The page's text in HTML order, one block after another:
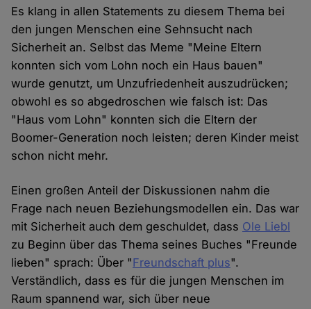
Es klang in allen Statements zu diesem Thema bei
den jungen Menschen eine Sehnsucht nach
Sicherheit an. Selbst das Meme "Meine Eltern
konnten sich vom Lohn noch ein Haus bauen"
wurde genutzt, um Unzufriedenheit auszudrücken;
obwohl es so abgedroschen wie falsch ist: Das
"Haus vom Lohn" konnten sich die Eltern der
Boomer-Generation noch leisten; deren Kinder meist
schon nicht mehr.
Einen großen Anteil der Diskussionen nahm die
Frage nach neuen Beziehungsmodellen ein. Das war
mit Sicherheit auch dem geschuldet, dass Ole Liebl
zu Beginn über das Thema seines Buches "Freunde
lieben" sprach: Über "Freundschaft plus".
Verständlich, dass es für die jungen Menschen im
Raum spannend war, sich über neue